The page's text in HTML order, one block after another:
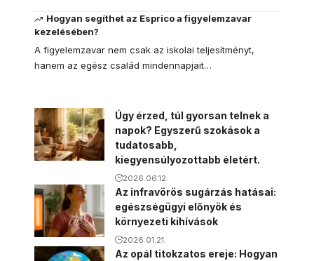
Hogyan segíthet az Esprico a figyelemzavar
kezelésében?
A figyelemzavar nem csak az iskolai teljesítményt,
hanem az egész család mindennapjait…
Úgy érzed, túl gyorsan telnek a
napok? Egyszerű szokások a
tudatosabb,
kiegyensúlyozottabb életért.
2026.06.12.
Az infravörös sugárzás hatásai:
egészségügyi előnyök és
környezeti kihívások
2026.01.21.
Az opál titokzatos ereje: Hogyan